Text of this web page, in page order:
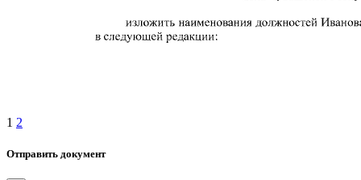
1 2
Отправить документ